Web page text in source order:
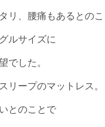
リ、腰痛もあるとの
ルサイズに
でした。
リープのマットレス。
とのことで